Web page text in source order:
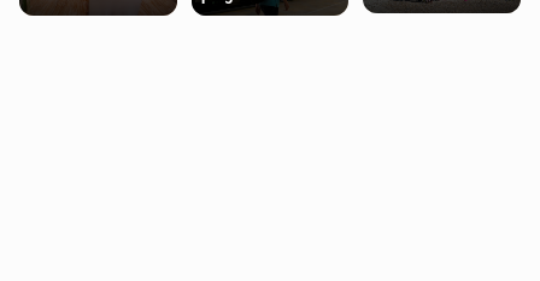
pobierających Child
procentowych
miasteczko blisko